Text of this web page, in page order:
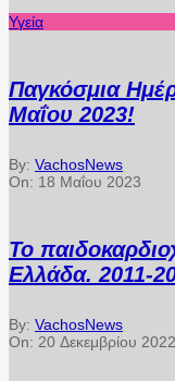
Υγεία
Παγκόσμια
Μαΐου 2023!
By: VachosNews
On: 18 Μαΐου 2023
Το
Ελλάδα. 2011-
By: VachosNews
On: 20 Δεκεμβρίου 2022